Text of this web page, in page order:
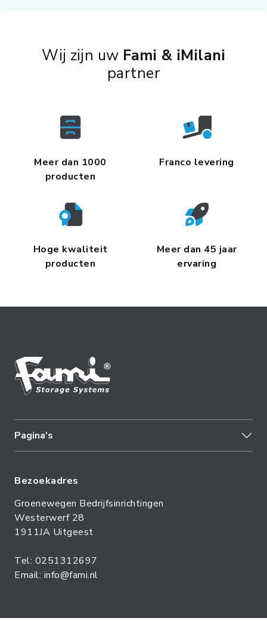
Wij zijn uw Fami & iMilani
partner
Meer dan 1000
producten
Franco levering
Hoge kwaliteit
producten
Meer dan 45 jaar
ervaring
Pagina's
Bezoekadres
Groenewegen Bedrijfsinrichtingen
Westerwerf 28
1911JA Uitgeest
Tel: 0251312697
Email: info@fami.nl